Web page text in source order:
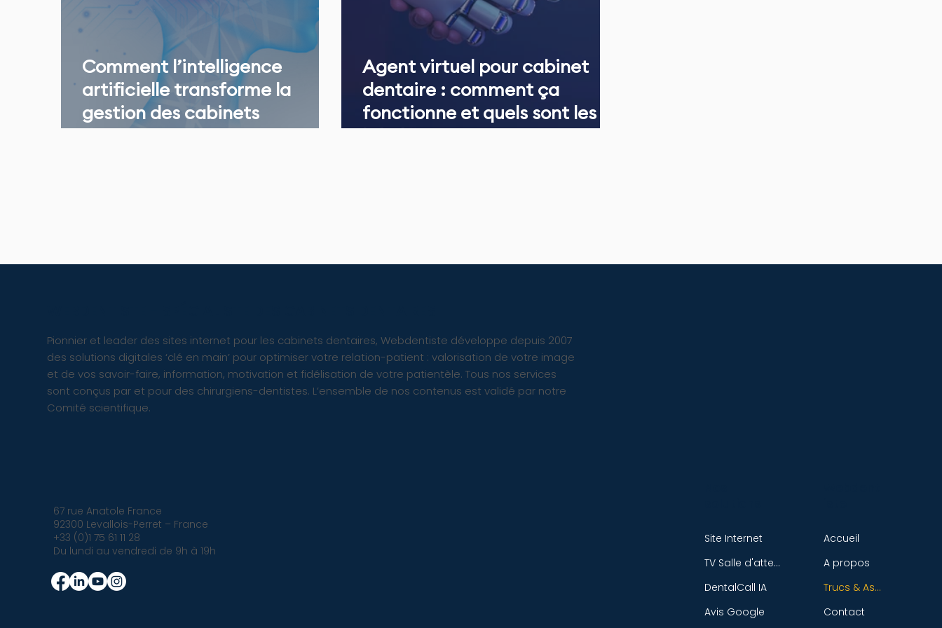
Comment l’intelligence
artificielle transforme la
gestion des cabinets
dentaires ?
Agent virtuel pour cabinet
dentaire : comment ça
fonctionne et quels sont les
bénéfices ?
Pionnier et leader des sites internet pour les cabinets dentaires, Webdentiste développe depuis 2007
des solutions digitales ‘clé en main’ pour optimiser votre relation-patient : valorisation de votre image
et de vos savoir-faire, information, motivation et fidélisation de votre patientèle. Tous nos services
sont conçus par et pour des chirurgiens-dentistes. L’ensemble de nos contenus est validé par notre
Comité scientifique.
Site Internet
TV Salle d'attente
DentalCall IA
Avis Google
Accueil
A propos
Trucs & Astuces
Contact
67 rue Anatole France
92300 Levallois-Perret – France
+33 (0)1 75 61 11 28
Du lundi au vendredi de 9h à 19h